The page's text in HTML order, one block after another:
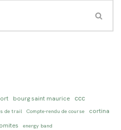
bourg saint maurice ccc
de trail Compte-rendu de course cortina
energy band